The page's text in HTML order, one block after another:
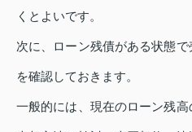
くとよいです。
次に、ローン残債がある状態
を確認しておきます。
一般的には、現在のローン残高